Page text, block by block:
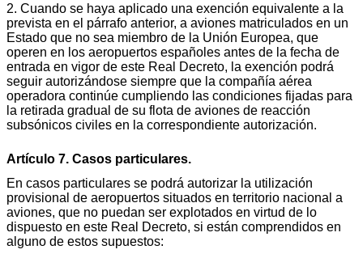
2. Cuando se haya aplicado una exención equivalente a la
prevista en el párrafo anterior, a aviones matriculados en un
Estado que no sea miembro de la Unión Europea, que
operen en los aeropuertos españoles antes de la fecha de
entrada en vigor de este Real Decreto, la exención podrá
seguir autorizándose siempre que la compañía aérea
operadora continúe cumpliendo las condiciones fijadas para
la retirada gradual de su flota de aviones de reacción
subsónicos civiles en la correspondiente autorización.
Artículo 7. Casos particulares.
En casos particulares se podrá autorizar la utilización
provisional de aeropuertos situados en territorio nacional a
aviones, que no puedan ser explotados en virtud de lo
dispuesto en este Real Decreto, si están comprendidos en
alguno de estos supuestos: